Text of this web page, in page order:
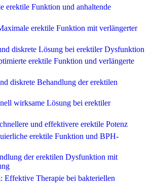
erektile Funktion und anhaltende
erektile Funktion mit verlängerter
diskrete Lösung bei erektiler Dysfunktion
erektile Funktion und verlängerte
diskrete Behandlung der erektilen
wirksame Lösung bei erektiler
und effektivere erektile Potenz
erektile Funktion und BPH-
der erektilen Dysfunktion mit
Effektive Therapie bei bakteriellen